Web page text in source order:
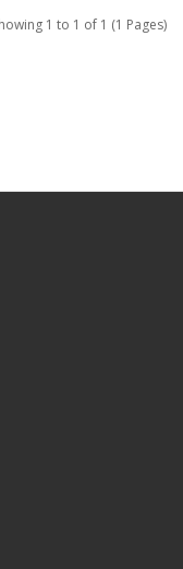
1 to 1 of 1 (1 Pages)